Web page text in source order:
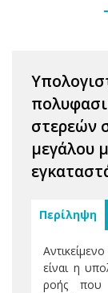
στερεών
μεγάλου
Περίληψη
είναι η
ροής που